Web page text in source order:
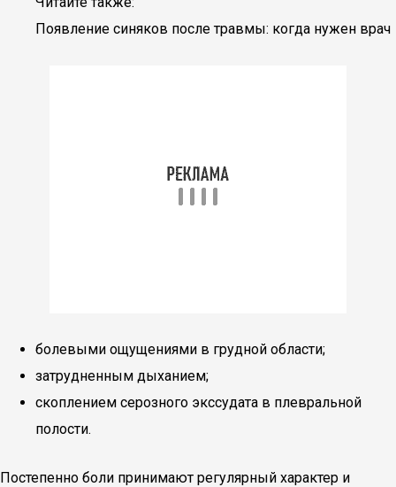
Появление синяков после травмы: когда нужен врач
болевыми ощущениями в грудной области;
затрудненным дыханием;
скоплением серозного экссудата в плевральной
полости.
Постепенно боли принимают регулярный характер и